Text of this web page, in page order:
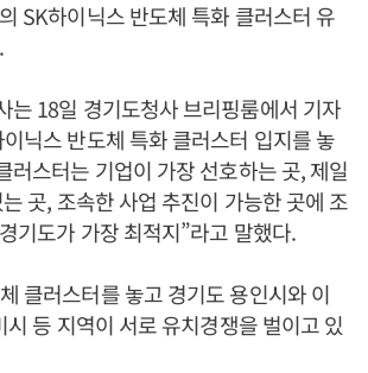
SK하이닉스 반도체 특화 클러스터 유
는 18일 경기도청사 브리핑룸에서 기자
닉스 반도체 특화 클러스터 입지를 놓
러스터는 기업이 가장 선호하는 곳, 제일
곳, 조속한 사업 추진이 가능한 곳에 조
기도가 가장 최적지”라고 말했다.
클러스터를 놓고 경기도 용인시와 이
시 등 지역이 서로 유치경쟁을 벌이고 있